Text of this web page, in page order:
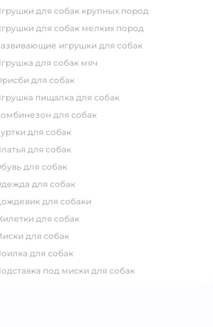
игрушки для собак крупных пород
игрушки для собак мелких пород
развивающие игрушки для собак
игрушка для собак мяч
фрисби для собак
игрушка пищалка для собак
комбинезон для собак
куртки для собак
платья для собак
обувь для собак
одежда для собак
дождевик для собаки
жилетки для собак
миски для собак
поилка для собак
подставка под миски для собак